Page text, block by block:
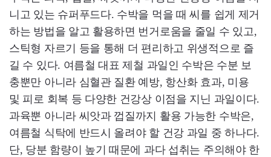
니고 있는 슈퍼푸드다. 수박을 먹을 때 씨를 쉽게 제거
하는 방법을 알고 활용하면 번거로움을 줄일 수 있고,
스틱형 자르기 등을 통해 더 편리하고 위생적으로 즐
길 수 있다. 여름철 대표 제철 과일인 수박은 수분 보
충뿐만 아니라 심혈관 질환 예방, 항산화 효과, 미용
및 피로 회복 등 다양한 건강상 이점을 지닌 과일이다.
과육뿐 아니라 씨앗과 껍질까지 활용 가능한 수박은,
여름철 식탁에 반드시 올려야 할 건강 과일 중 하나다.
단, 당분 함량이 높기 때문에 과다 섭취는 주의해야 한